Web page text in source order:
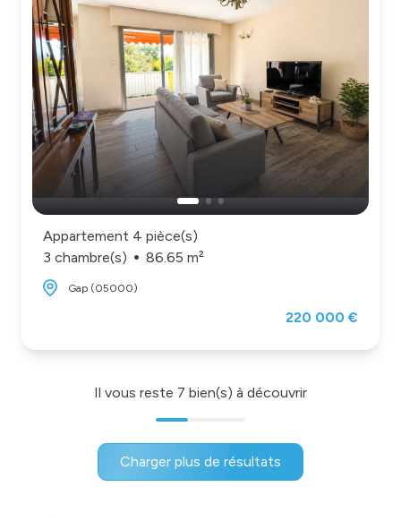
Appartement 4 pièce(s)
3 chambre(s)
86.65 m²
Gap (05000)
220 000 €
Il vous reste 7 bien(s) à découvrir
Charger plus de résultats